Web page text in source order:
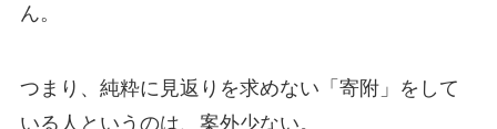
ん。
つまり、純粋に見返りを求めない「寄附」をして
いる人というのは、案外少ない。